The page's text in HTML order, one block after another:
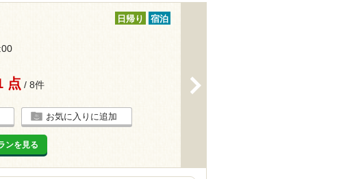
日帰り 宿泊
点 / 8件
お気に入りに追加
ンを見る